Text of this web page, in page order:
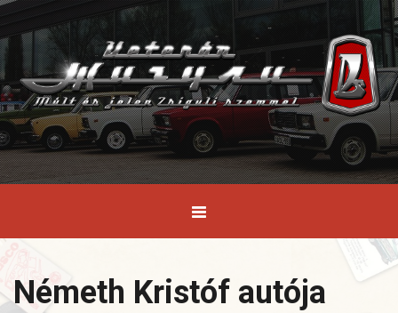
Németh Kristóf autója